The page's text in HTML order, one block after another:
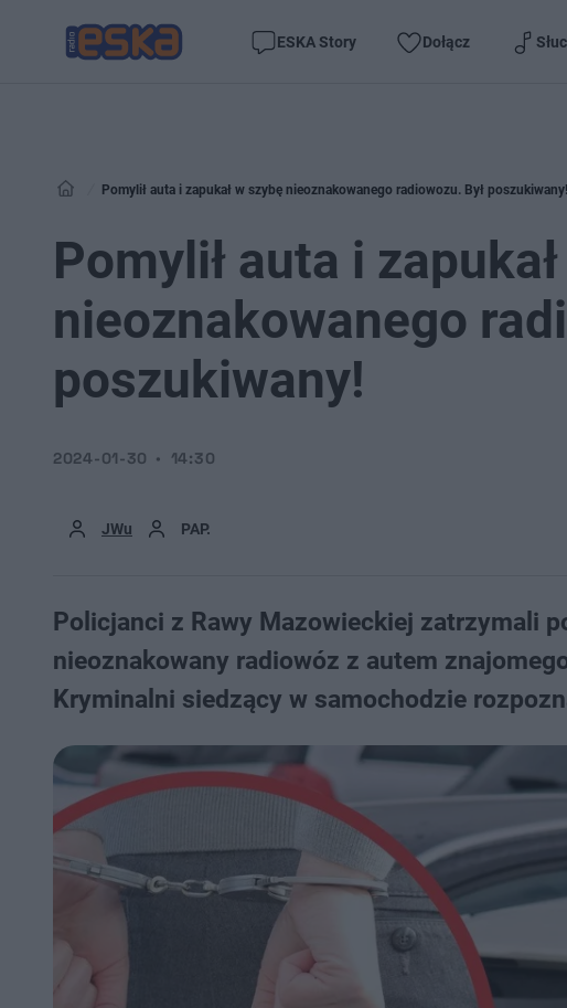
ESKA Story Dołącz
Pomylił auta i zapukał w szybę nieoznakowanego radiowozu. Był poszukiwany!
Pomylił auta i
nieoznakowanego
poszukiwany!
JWu PAP.
2024-01-30 14:30
Policjanci z Rawy Mazowieckiej zatrzymali
nieoznakowany radiowóz z autem
Kryminalni siedzący w samochodzie